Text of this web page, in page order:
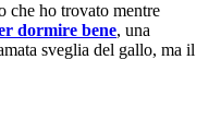
che ho trovato mentre
dormire bene, una
sveglia del gallo, ma il